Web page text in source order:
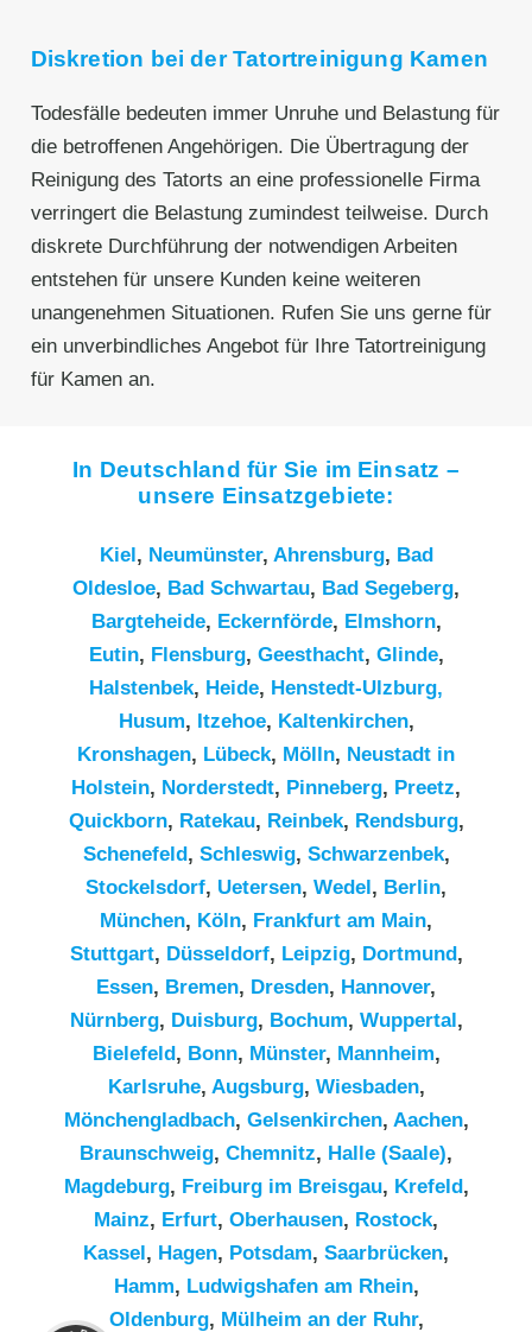
Diskretion bei der Tatortreinigung Kamen
Todesfälle bedeuten immer Unruhe und Belastung für
die betroffenen Angehörigen. Die Übertragung der
Reinigung des Tatorts an eine professionelle Firma
verringert die Belastung zumindest teilweise. Durch
diskrete Durchführung der notwendigen Arbeiten
entstehen für unsere Kunden keine weiteren
unangenehmen Situationen. Rufen Sie uns gerne für
ein unverbindliches Angebot für Ihre Tatortreinigung
für Kamen an.
In Deutschland für Sie im Einsatz –
unsere Einsatzgebiete:
Kiel , Neumünster, Ahrensburg, Bad
Oldesloe, Bad Schwartau, Bad Segeberg,
Bargteheide, Eckernförde, Elmshorn,
Eutin, Flensburg, Geesthacht, Glinde,
Halstenbek, Heide, Henstedt-Ulzburg,
Husum, Itzehoe, Kaltenkirchen,
Kronshagen, Lübeck, Mölln, Neustadt in
Holstein, Norderstedt, Pinneberg, Preetz,
Quickborn, Ratekau, Reinbek, Rendsburg,
Schenefeld , Schleswig, Schwarzenbek,
Stockelsdorf, Uetersen, Wedel , Berlin,
München, Köln, Frankfurt am Main,
Stuttgart, Düsseldorf, Leipzig, Dortmund ,
Essen, Bremen, Dresden, Hannover,
Nürnberg, Duisburg, Bochum, Wuppertal ,
Bielefeld , Bonn, Münster, Mannheim,
Karlsruhe, Augsburg, Wiesbaden,
Mönchengladbach, Gelsenkirchen, Aachen,
Braunschweig, Chemnitz⁠, Halle (Saale),
Magdeburg, Freiburg im Breisgau, Krefeld ,
Mainz, Erfurt, Oberhausen, Rostock,
Kassel , Hagen, Potsdam, Saarbrücken,
Hamm, Ludwigshafen am Rhein,
Oldenburg, Mülheim an der Ruhr,
Kundenbewertungen und Erfahrungen zu